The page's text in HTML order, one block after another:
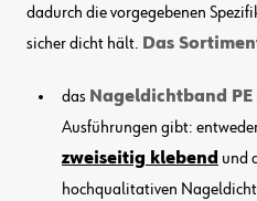
dadurch die vorgegebenen
sicher dicht hält. Das
das Nageldichtband PE
Ausführungen gibt:
zweiseitig klebend und
hochqualitativen